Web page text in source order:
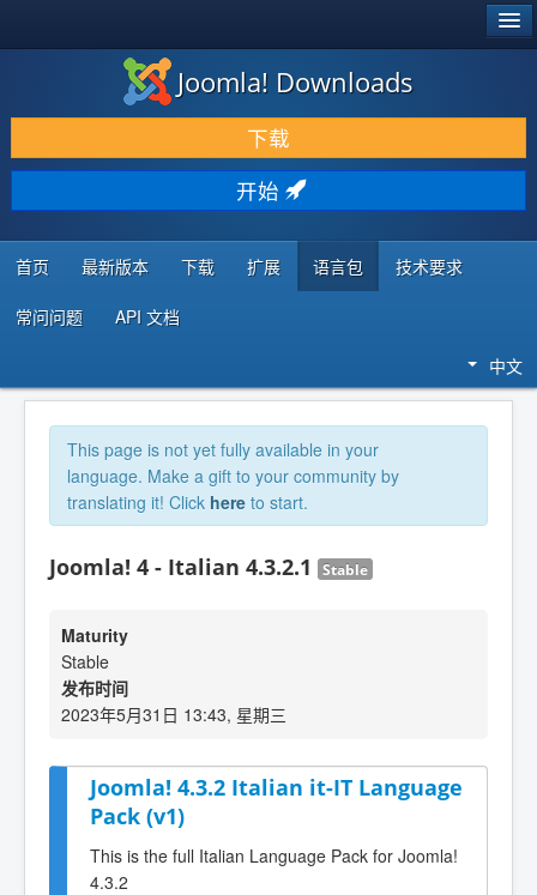
下载 & 扩展
发现 & 学习
社区 & 支持
开发者资源
Joomla! Downloads
下载
开始
首页 最新版本 下载 扩展 语言包 技术要求
常问问题 API 文档
中文
This page is not yet fully available in your
language. Make a gift to your community by
translating it! Click here to start.
Joomla! 4 - Italian 4.3.2.1 Stable
Maturity
Stable
发布时间
2023年5月31日 13:43, 星期三
Joomla! 4.3.2 Italian it-IT Language
Pack (v1)
This is the full Italian Language Pack for Joomla!
4.3.2